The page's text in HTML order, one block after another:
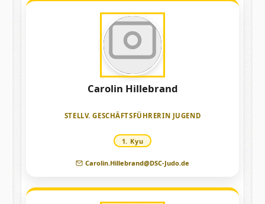
Laden
Carolin Hillebrand
STELLV. GESCHÄFTSFÜHRERIN JUGEND
1. Kyu
Carolin.Hillebrand@DSC-Judo.de